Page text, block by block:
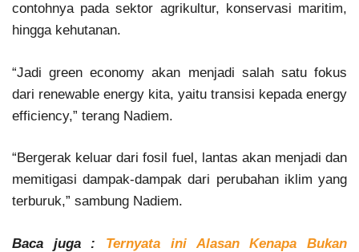
contohnya pada sektor agrikultur, konservasi maritim,
hingga kehutanan.
“Jadi green economy akan menjadi salah satu fokus
dari renewable energy kita, yaitu transisi kepada energy
efficiency,” terang Nadiem.
“Bergerak keluar dari fosil fuel, lantas akan menjadi dan
memitigasi dampak-dampak dari perubahan iklim yang
terburuk,” sambung Nadiem.
Baca juga : Ternyata ini Alasan Kenapa Bukan